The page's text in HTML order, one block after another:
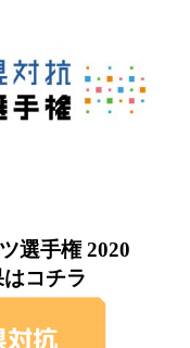
選手権 2020
コチラ